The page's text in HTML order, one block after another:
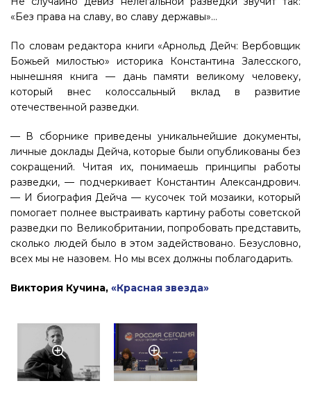
«Без права на славу, во славу державы»…
По словам редактора книги «Арнольд Дейч: Вербовщик
Божьей милостью» историка Константина Залесского,
нынешняя книга — дань памяти великому человеку,
который внес колоссальный вклад в развитие
отечественной разведки.
— В сборнике приведены уникальнейшие документы,
личные доклады Дейча, которые были опубликованы без
сокращений. Читая их, понимаешь принципы работы
разведки, — подчеркивает Константин Александрович.
— И биография Дейча — кусочек той мозаики, который
помогает полнее выстраивать картину работы советской
разведки по Великобритании, попробовать представить,
сколько людей было в этом задействовано. Безусловно,
всех мы не назовем. Но мы всех должны поблагодарить.
Виктория Кучина, «Красная звезда»